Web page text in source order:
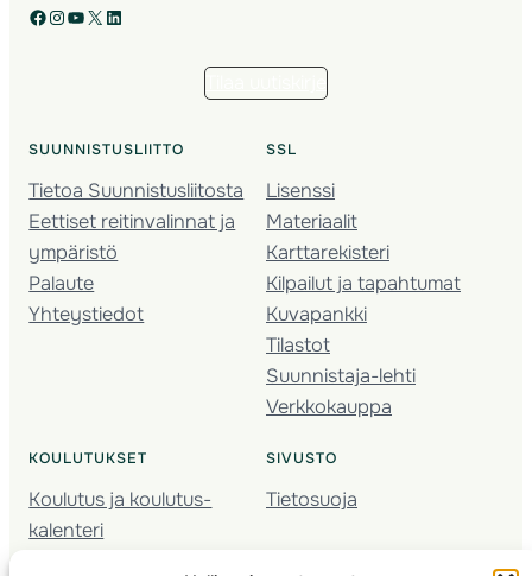
Facebook Instagram YouTube X LinkedIn
SUUNNISTUSLIITTO
Tietoa Suunnistusliitosta
Eettiset reitinvalinnat ja
ympäristö
Palaute
Yhteystiedot
SSL
Lisenssi
Materiaalit
Karttarekisteri
Kilpailut ja tapahtumat
Kuvapankki
Tilastot
Suunnistaja-lehti
Verkkokauppa
KOULUTUKSET
Koulutus ja koulutus­
kalenteri
SIVUSTO
Tietosuoja